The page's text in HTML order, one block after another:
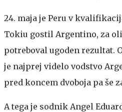
24. maja je Peru v
Tokiu gostil Argentino, za
potreboval ugoden rezultat.
je najprej videlo vodstvo
pred koncem dvoboja pa še
A tega je sodnik Angel